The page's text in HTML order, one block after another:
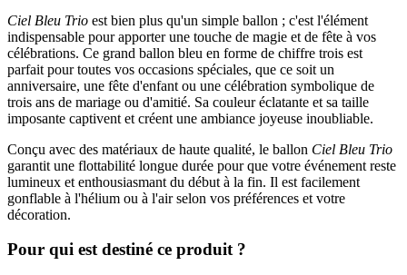
Ciel Bleu Trio est bien plus qu'un simple ballon ; c'est l'élément
indispensable pour apporter une touche de magie et de fête à vos
célébrations. Ce grand ballon bleu en forme de chiffre trois est
parfait pour toutes vos occasions spéciales, que ce soit un
anniversaire, une fête d'enfant ou une célébration symbolique de
trois ans de mariage ou d'amitié. Sa couleur éclatante et sa taille
imposante captivent et créent une ambiance joyeuse inoubliable.
Conçu avec des matériaux de haute qualité, le ballon Ciel Bleu Trio
garantit une flottabilité longue durée pour que votre événement reste
lumineux et enthousiasmant du début à la fin. Il est facilement
gonflable à l'hélium ou à l'air selon vos préférences et votre
décoration.
Pour qui est destiné ce produit ?